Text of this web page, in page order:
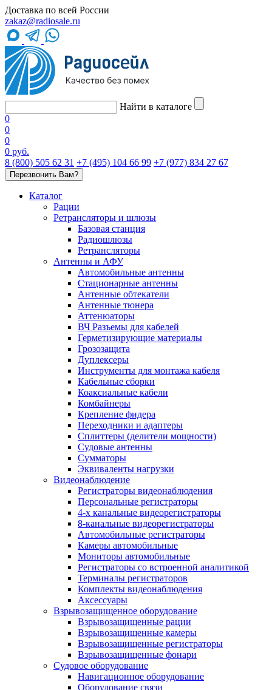
Доставка по всей России
zakaz@radiosale.ru
Найти в каталоге
0
0
0
0 руб.
8 (800) 505 62 31 +7 (495) 104 66 99 +7 (977) 834 27 67
Перезвонить Вам?
Каталог
Рации
Ретрансляторы и шлюзы
Базовая станция
Радиошлюзы
Ретрансляторы
Антенны и АФУ
Автомобильные антенны
Стационарные антенны
Антенные обтекатели
Антенные тюнера
Аттенюаторы
ВЧ Разъемы для кабелей
Герметизирующие материалы
Грозозащита
Дуплексеры
Инструменты для монтажа кабеля
Кабельные сборки
Коаксиальные кабели
Комбайнеры
Крепление фидера
Переходники и адаптеры
Сплиттеры (делители мощности)
Судовые антенны
Сумматоры
Эквиваленты нагрузки
Видеонаблюдение
Регистраторы видеонаблюдения
Персональные регистраторы
4-х канальные видеорегистраторы
8-канальные видеорегистраторы
Автомобильные регистраторы
Камеры автомобильные
Мониторы автомобильные
Регистраторы со встроенной аналитикой
Терминалы регистраторов
Комплекты видеонаблюдения
Аксессуары
Взрывозащищенное оборудование
Взрывозащищенные рации
Взрывозащищенные камеры
Взрывозащищенные регистраторы
Взрывозащищенные фонари
Судовое оборудование
Навигационное оборудование
Оборудование связи